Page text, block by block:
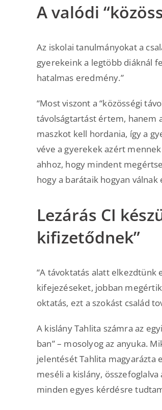
A valódi
Az iskolai tanulmányokat a
gyerekeink a legtöbb diáknál
hatalmas eredmény.”
“Most viszont a “közösségi
távolságtartást értem, hanem
maszkot kell hordania, így a
véve a gyerekek azért
ahhoz, hogy mindent
hogy a barátaik hogyan
Lezárás CI
kifizetődnek”
“A távoktatás alatt
kifejezéseket, jobban
oktatás, ezt a szokást család
A kislány Tahlita számra az
ban” – mosolyog az anyuka.
jelentését Tahlita magyarázta
meséli a kislány,
minden egyes kérdésre